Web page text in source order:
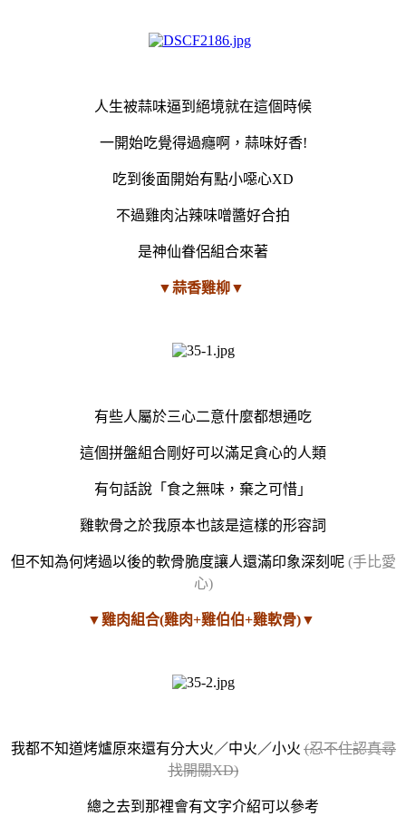
人生被蒜味逼到絕境就在這個時候
一開始吃覺得過癮啊，蒜味好香!
吃到後面開始有點小噁心XD
不過雞肉沾辣味噌醬好合拍
是神仙眷侶組合來著
▼蒜香雞柳▼
有些人屬於三心二意什麼都想通吃
這個拼盤組合剛好可以滿足貪心的人類
有句話說「食之無味，棄之可惜」
雞軟骨之於我原本也該是這樣的形容詞
但不知為何烤過以後的軟骨脆度讓人還滿印象深刻呢(手比愛
心)
▼雞肉組合(雞肉+雞伯伯+雞軟骨)▼
我都不知道烤爐原來還有分大火／中火／小火(忍不住認真尋
找開關XD)
總之去到那裡會有文字介紹可以參考